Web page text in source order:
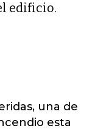
edificio.
una de
esta